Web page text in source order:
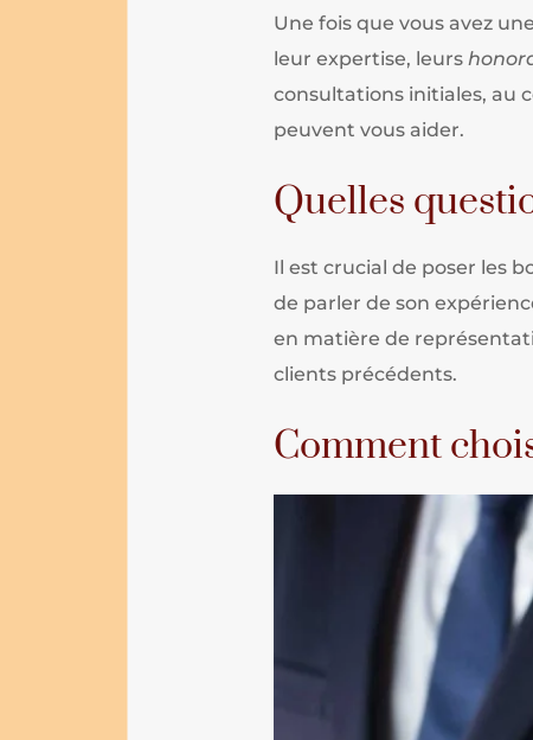
Une fois que vous avez
leur expertise, leurs
consultations initiales, au
peuvent vous aider.
Quelles
Il est crucial de poser les
de parler de son
en matière de
clients précédents.
Comment